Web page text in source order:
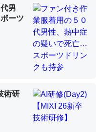
でたまに覗いてる。ぼ
。あと、Googleマップで
や充電中かが分かるので
父67歳と僕。ITツール導入で
男
ーツ
術研